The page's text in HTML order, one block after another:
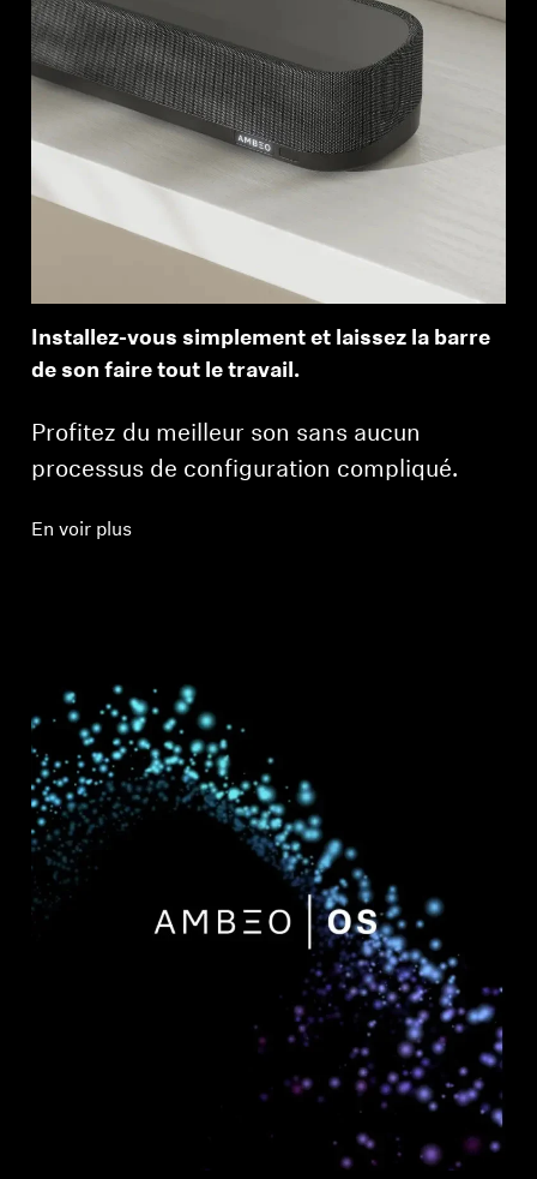
Installez-vous simplement et laissez la barre
de son faire tout le travail.
Profitez du meilleur son sans aucun
processus de configuration compliqué.
En voir plus